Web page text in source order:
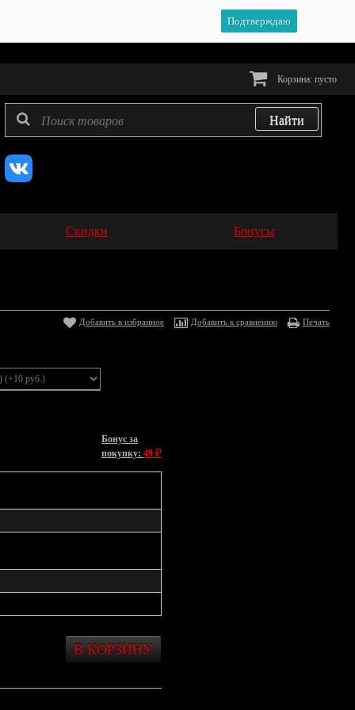
Подтверждаю
Корзина: пусто
Скидки Бонусы
Добавить в избранное Добавить к сравнению Печать
Бонус за
покупку: 49 ₽